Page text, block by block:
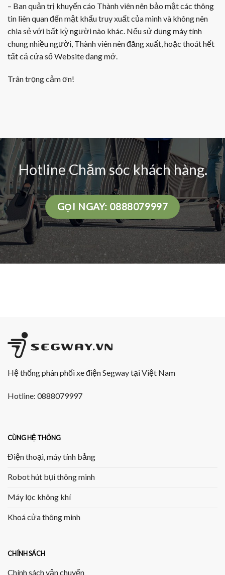
– Ban quản trị khuyến cáo Thành viên nên bảo mật các thông
tin liên quan đến mật khẩu truy xuất của mình và không nên
chia sẻ với bất kỳ người nào khác. Nếu sử dụng máy tính
chung nhiều người, Thành viên nên đăng xuất, hoặc thoát hết
tất cả cửa sổ Website đang mở.
Trân trọng cảm ơn!
Hotline Chăm sóc khách hàng.
GỌI NGAY: 0888079997
Hệ thống phân phối xe điện Segway tại Việt Nam
Hotline: 0888079997
CÙNG HỆ THỐNG
Điện thoại, máy tính bảng
Robot hút bụi thông minh
Máy lọc không khí
Khoá cửa thông minh
CHÍNH SÁCH
Chính sách vận chuyển